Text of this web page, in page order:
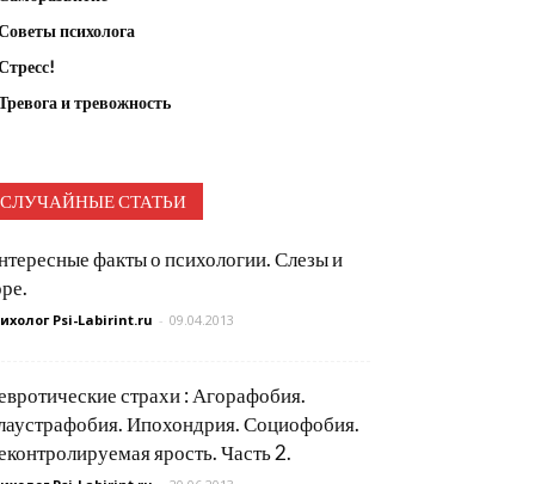
психолога
и тревожность
СЛУЧАЙНЫЕ СТАТЬИ
факты о психологии. Слезы и
Psi-Labirint.ru - 09.04.2013
страхи : Агорафобия.
Ипохондрия. Социофобия.
ярость. Часть 2.